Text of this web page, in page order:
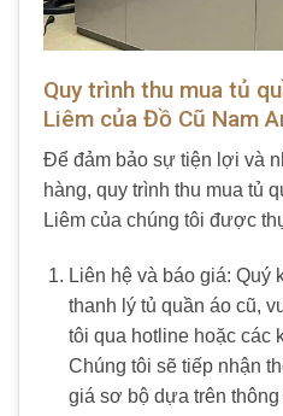
Quy trình thu mua tủ
Liêm của Đồ Cũ Nam
Để đảm bảo sự tiện lợi và
hàng, quy trình thu mua tủ
Liêm của chúng tôi được
Liên hệ và báo giá: Quý
thanh lý tủ quần áo cũ,
tôi qua hotline hoặc các
Chúng tôi sẽ tiếp nhận
giá sơ bộ dựa trên